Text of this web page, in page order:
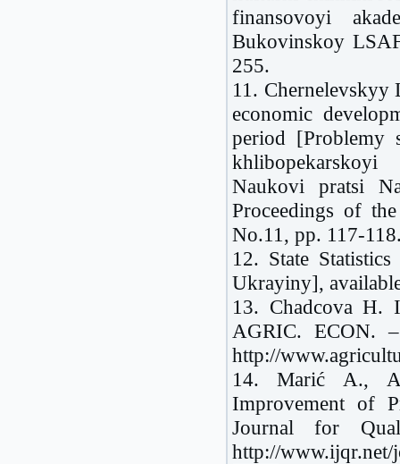
finansovoyi
Bukovinskoy
255.
11. Chernelevskyy
economic
period [Problemy
Naukovi pratsi
Proceedings of
No.11, pp. 117-
12. State
Ukrayiny],
13. Chadcova H.
AGRIC. ECON.
http://
14. Marić А.,
Improvement of
Journal for
http://